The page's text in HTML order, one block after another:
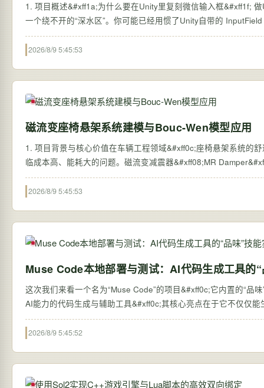
1. 项目概述&#xff1a;为什么要在Unity里复刻微信输入框&#xff1f;
2026/8/9 5:45:53
磁流变座椅悬架系统建模与Bouc-Wen模型应用
1. 项目背景与核心价值在车辆工程领域&#xff0c;座椅悬架系统的
临成本高、能耗大的问题。磁流变减震器&#xff08;MR
2026/8/9 5:45:53
Muse Code本地部署与测试：AI代码生成工具的
这次我们来看一个名为“Muse Code”的项目&#xff0c;它内置的“
AI能力的代码生成与辅助工具&#xff0c;其核心亮点在于它不仅仅
2026/8/9 5:45:52